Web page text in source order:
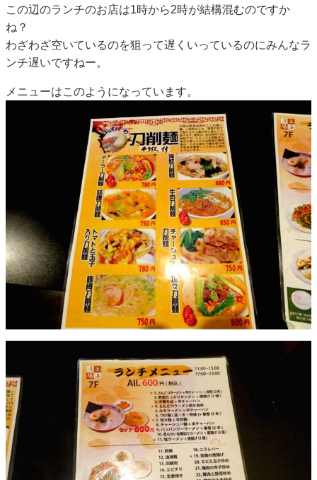
この辺のランチのお店は1時から2時が結構混むのですか
ね？
わざわざ空いているのを狙って遅くいっているのにみんなラ
ンチ遅いですねー。
メニューはこのようになっています。